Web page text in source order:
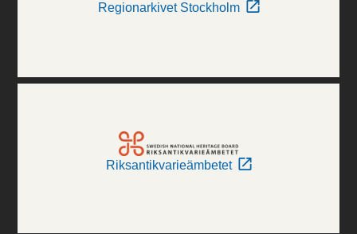
Regionarkivet Stockholm
Riksantikvarieämbetet